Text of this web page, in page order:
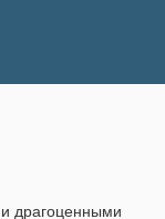
драгоценными